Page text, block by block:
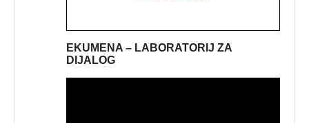
EKUMENA – LABORATORIJ ZA
DIJALOG